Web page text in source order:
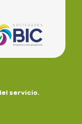
servicio.